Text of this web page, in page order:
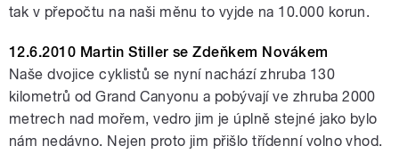
tak v přepočtu na naši měnu to vyjde na 10.000 korun.
12.6.2010 Martin Stiller se Zdeňkem Novákem
Naše dvojice cyklistů se nyní nachází zhruba 130
kilometrů od Grand Canyonu a pobývají ve zhruba 2000
metrech nad mořem, vedro jim je úplně stejné jako bylo
nám nedávno. Nejen proto jim přišlo třídenní volno vhod.